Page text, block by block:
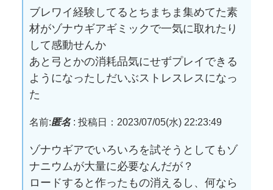
ブレワイ経験してるとちまちま集めてた素
材がゾナウギアギミックで一気に取れたり
して感動せんか
あと弓とかの消耗品気にせずプレイできる
ようになったしだいぶストレスレスになっ
た
名前:匿名: 投稿日：2023/07/05(水) 22:23:49
ゾナウギアでいろいろを試そうとしてもゾ
ナニウムが大量に必要なんだが？
ロードすると作ったもの消えるし、何なら